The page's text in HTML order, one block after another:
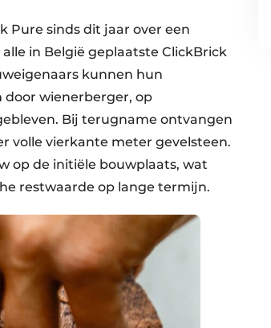
Pure sinds dit jaar over een
in België geplaatste ClickBrick
kunnen hun
wienerberger, op
Bij terugname ontvangen
volle vierkante meter gevelsteen.
op de initiële bouwplaats, wat
restwaarde op lange termijn.